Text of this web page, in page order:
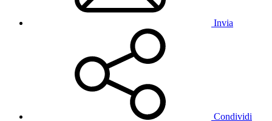
Invia
Condividi